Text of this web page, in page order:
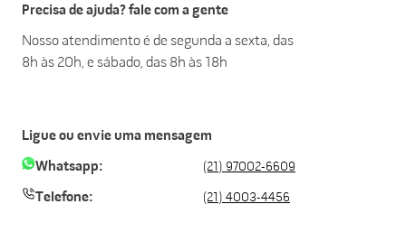
Precisa de ajuda? fale com a gente
Nosso atendimento é de segunda a sexta, das
8h às 20h, e sábado, das 8h às 18h
Ligue ou envie uma mensagem
Whatsapp: (21) 97002-6609
Telefone: (21) 4003-4456